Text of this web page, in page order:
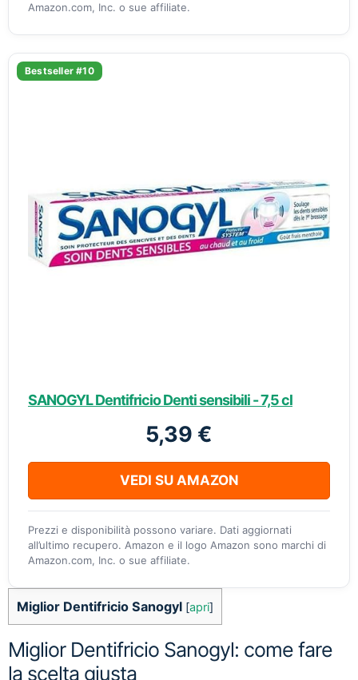
Amazon.com, Inc. o sue affiliate.
Bestseller #10
SANOGYL Dentifricio Denti sensibili - 7,5 cl
5,39 €
VEDI SU AMAZON
Prezzi e disponibilità possono variare. Dati aggiornati
all’ultimo recupero. Amazon e il logo Amazon sono marchi di
Amazon.com, Inc. o sue affiliate.
Miglior Dentifricio Sanogyl [apri]
Miglior Dentifricio Sanogyl: come fare
la scelta giusta